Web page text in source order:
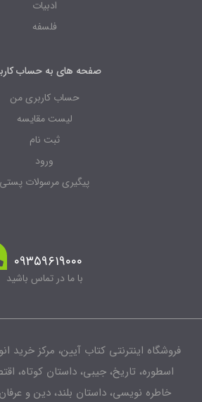
صفحه های به حساب کاربری
حساب کاربری من
لیست مقایسه
پیگیری مرسولات پستی
۰۹۳۵۹۶۱۹۰۰۰
با ما در تماس باشید
اینترنتی کتاب آیین، مرکز خرید انواع
تاریخ، جیبی، داستان کوتاه، اقتصاد،
نویسی، داستان بلند، دین و عرفان، رمان